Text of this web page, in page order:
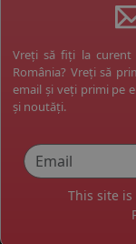
Vreți să fiți la curent
România? Vreți să
email și veți primi pe
și noutăți.
This site is